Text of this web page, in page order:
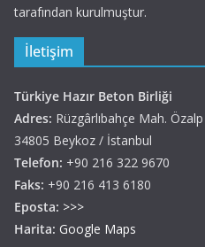
tarafından kurulmuştur.
İletişim
Türkiye Hazır Beton Birliği
Adres: Rüzgârlıbahçe Mah.
34805 Beykoz / İstanbul
Telefon: +90 216 322 9670
Faks: +90 216 413 6180
Eposta: >>>
Harita: Google Maps